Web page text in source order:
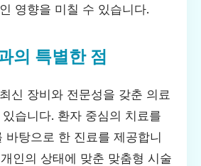
영향을 미칠 수 있습니다.
의 특별한 점
신 장비와 전문성을 갖춘 의료
습니다. 환자 중심의 치료를
바탕으로 한 진료를 제공합니
인의 상태에 맞춘 맞춤형 시술